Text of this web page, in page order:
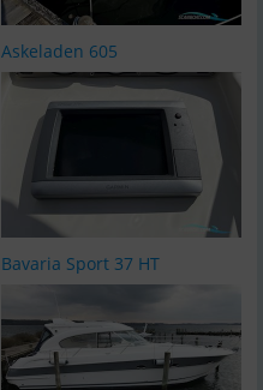
Askeladen 605
Bavaria Sport 37 HT